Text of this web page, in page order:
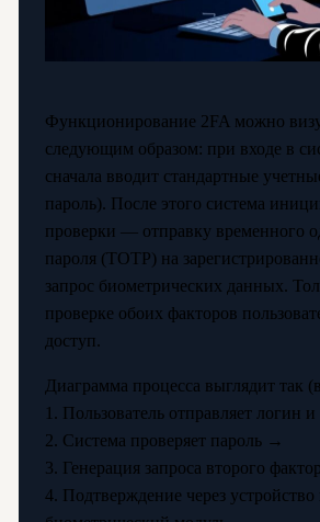
Функционирование 2FA можно
следующим образом: при входе в
сначала вводит стандартные
пароль). После этого система
проверки — отправку временного
пароля (TOTP) на
запрос биометрических данных.
проверке обоих факторов
доступ.
Диаграмма процесса выглядит так
1. Пользователь отправляет логин
2. Система проверяет пароль →
3. Генерация запроса второго
4. Подтверждение через устройство